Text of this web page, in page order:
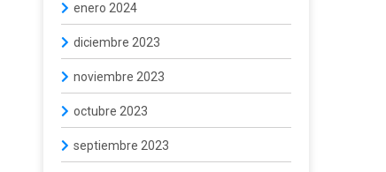
enero 2024
diciembre 2023
noviembre 2023
octubre 2023
septiembre 2023